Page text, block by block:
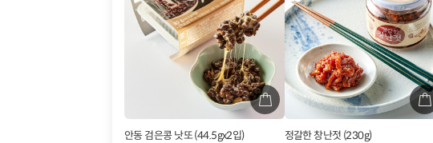
안동 검은콩 낫또 (44.5gx2입) 정갈한 창난젓 (230g)